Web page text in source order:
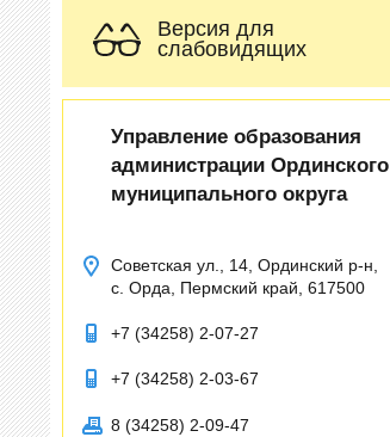
Версия для
слабовидящих
Управление образования
администрации Ординского
муниципального округа
Советская ул., 14, Ординский р-н,
с. Орда, Пермский край, 617500
+7 (34258) 2-07-27
+7 (34258) 2-03-67
8 (34258) 2-09-47